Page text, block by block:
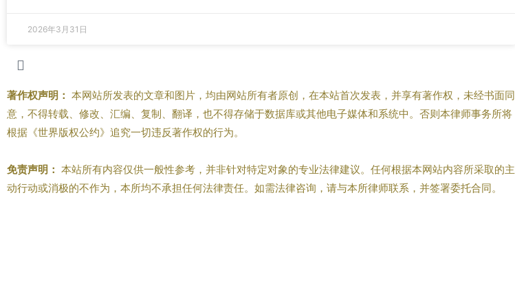
2026年3月31日
著作权声明： 本网站所发表的文章和图片，均由网站所有者原创，在本站首次发表，并享有著作权，未经书面同
意，不得转载、修改、汇编、复制、翻译，也不得存储于数据库或其他电子媒体和系统中。否则本律师事务所将
根据《世界版权公约》追究一切违反著作权的行为。
免责声明： 本站所有内容仅供一般性参考，并非针对特定对象的专业法律建议。任何根据本网站内容所采取的主
动行动或消极的不作为，本所均不承担任何法律责任。如需法律咨询，请与本所律师联系，并签署委托合同。